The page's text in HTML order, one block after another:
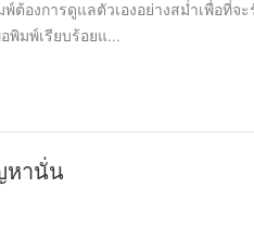
ต้องการดูแลตัวเองอย่างสม่ำเพื่อที่
พิมพ์เรียบร้อยแ...
หานั่น